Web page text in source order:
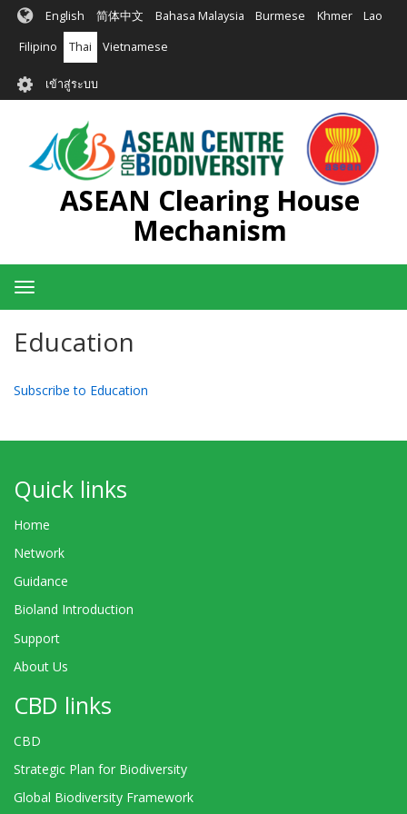
ข้าม
หลัก
English 简体中文 Bahasa Malaysia Burmese Khmer Lao
Filipino Thai Vietnamese
User
account
menu
เข้าสู่ระบบ
ASEAN Clearing House
Mechanism
Toggle
navigation
Education
Subscribe to Education
Quick links
Home
Network
Guidance
Bioland Introduction
Support
About Us
CBD links
CBD
Strategic Plan for Biodiversity
Global Biodiversity Framework